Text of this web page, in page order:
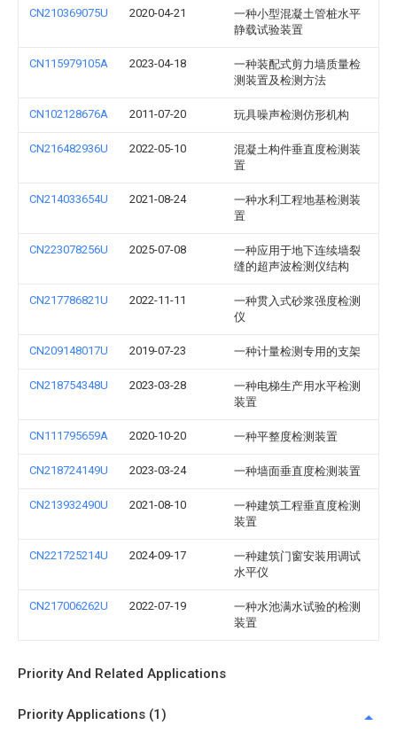
CN210369075U 2020-04-21
一种小型混凝土管桩水平
静载试验装置
CN115979105A 2023-04-18
一种装配式剪力墙质量检
测装置及检测方法
CN102128676A 2011-07-20 玩具噪声检测仿形机构
CN216482936U 2022-05-10
混凝土构件垂直度检测装
置
CN214033654U 2021-08-24
一种水利工程地基检测装
置
CN223078256U 2025-07-08
一种应用于地下连续墙裂
缝的超声波检测仪结构
CN217786821U 2022-11-11
一种贯入式砂浆强度检测
仪
CN209148017U 2019-07-23 一种计量检测专用的支架
CN218754348U 2023-03-28
一种电梯生产用水平检测
装置
CN111795659A 2020-10-20 一种平整度检测装置
CN218724149U 2023-03-24 一种墙面垂直度检测装置
CN213932490U 2021-08-10
一种建筑工程垂直度检测
装置
CN221725214U 2024-09-17
一种建筑门窗安装用调试
水平仪
CN217006262U 2022-07-19
一种水池满水试验的检测
装置
Priority And Related Applications
Priority Applications (1)